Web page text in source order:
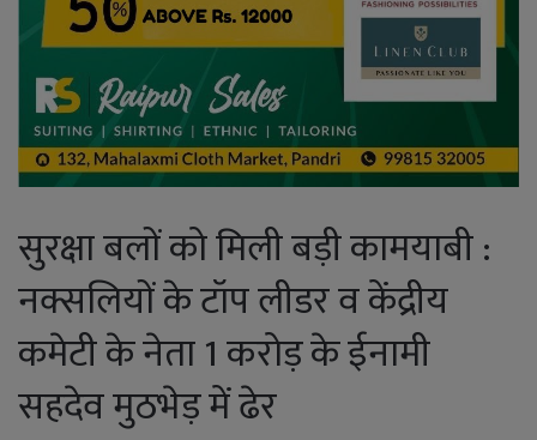
सुरक्षा बलों को मिली बड़ी कामयाबी :
नक्सलियों के टॉप लीडर व केंद्रीय
कमेटी के नेता 1 करोड़ के ईनामी
सहदेव मुठभेड़ में ढेर